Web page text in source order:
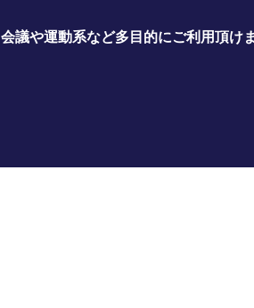
会議や運動系など多目的にご利用頂け